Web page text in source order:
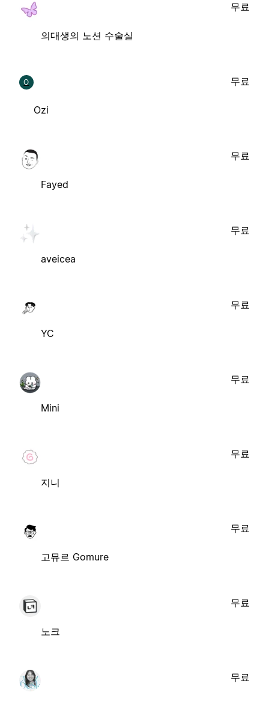
의대생의 노션 수술실
무료
O
Ozi
무료
Fayed
무료
aveicea
무료
YC
무료
Mini
무료
지니
무료
고뮤르 Gomure
무료
노크
무료
무료